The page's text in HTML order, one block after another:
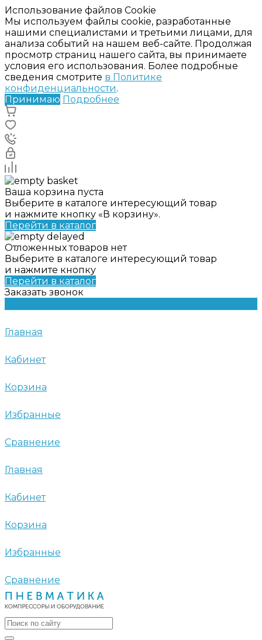
Использование файлов Cookie
Мы используем файлы cookie, разработанные
нашими специалистами и третьими лицами, для
анализа событий на нашем веб-сайте. Продолжая
просмотр страниц нашего сайта, вы принимаете
условия его использования. Более подробные
сведения смотрите в Политике
конфиденциальности.
Принимаю Подробнее
Ваша корзина пуста
Выберите в каталоге интересующий товар
и нажмите кнопку «В корзину».
Перейти в каталог
Отложенных товаров нет
Выберите в каталоге интересующий товар
и нажмите кнопку
Перейти в каталог
Заказать звонок
Главная
Кабинет
Корзина
Избранные
Сравнение
Главная
Кабинет
Корзина
Избранные
Сравнение